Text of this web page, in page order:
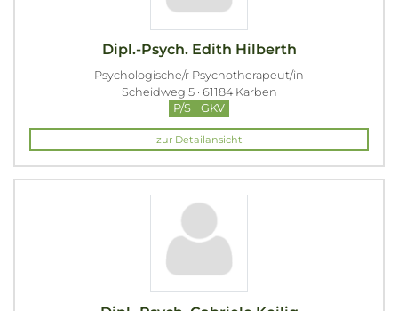
Dipl.-Psych. Edith Hilberth
Psychologische/r Psychotherapeut/in
Scheidweg 5 · 61184 Karben
P/S
GKV
zur Detailansicht